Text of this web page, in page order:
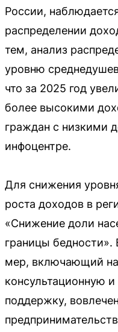
России,
распределении
тем, анализ
уровню
что за 2025 год
более высокими
граждан с низкими
инфоцентре.
Для снижения
роста доходов в
«Снижение доли
границы бедности».
мер, включающий
консультационную
поддержку,